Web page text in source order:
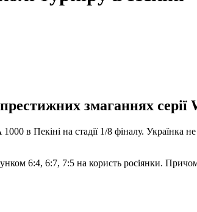
змаганнях
в Пекіні на стадії 1/8 фіналу. Українка
6:4, 6:7, 7:5 на користь росіянки.